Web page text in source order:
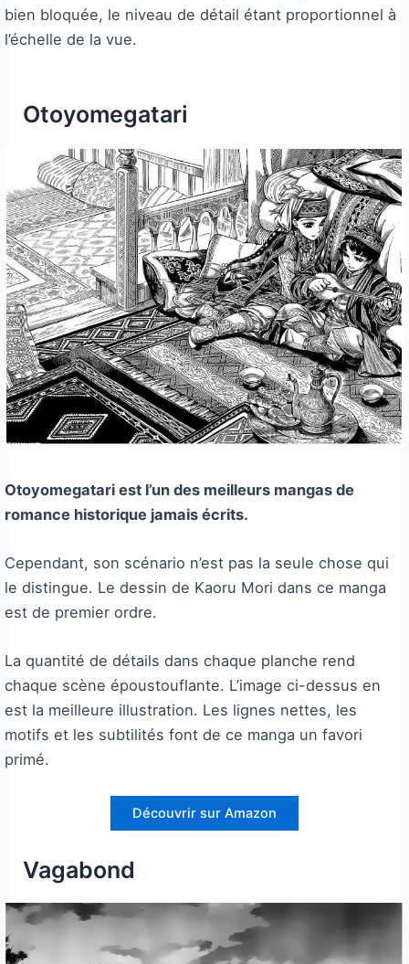
bien bloquée, le niveau de détail étant proportionnel à
l’échelle de la vue.
Otoyomegatari
Otoyomegatari est l’un des meilleurs mangas de
romance historique jamais écrits.
Cependant, son scénario n’est pas la seule chose qui
le distingue. Le dessin de Kaoru Mori dans ce manga
est de premier ordre.
La quantité de détails dans chaque planche rend
chaque scène époustouflante. L’image ci-dessus en
est la meilleure illustration. Les lignes nettes, les
motifs et les subtilités font de ce manga un favori
primé.
Découvrir sur Amazon
Vagabond